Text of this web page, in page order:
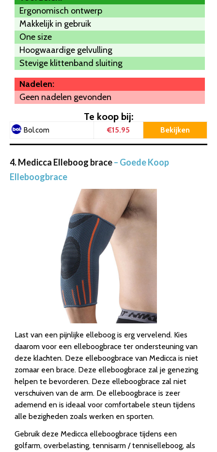
Ergonomisch ontwerp
Makkelijk in gebruik
One size
Hoogwaardige gelvulling
Stevige klittenband sluiting
Nadelen:
Geen nadelen gevonden
Te koop bij:
Bol.com €15.95 Bekijken
4. Medicca Elleboog brace– Goede Koop
Elleboogbrace
Last van een pijnlijke elleboog is erg vervelend. Kies
daarom voor een elleboogbrace ter ondersteuning van
deze klachten. Deze elleboogbrace van Medicca is niet
zomaar een brace. Deze elleboogbrace zal je genezing
helpen te bevorderen. Deze elleboogbrace zal niet
verschuiven van de arm. De elleboogbrace is zeer
ademend en is ideaal voor comfortabele steun tijdens
alle bezigheden zoals werken en sporten.
Gebruik deze Medicca elleboogbrace tijdens een
golfarm, overbelasting, tennisarm / tenniselleboog, als